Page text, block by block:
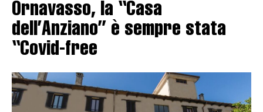
Ornavasso, la “Casa
dell’Anziano” è sempre stata
“Covid-free